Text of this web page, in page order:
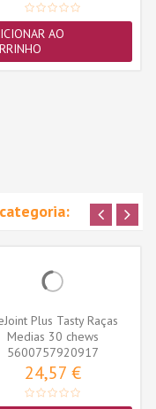
AO
Plus Tasty Raças
Medias 30 chews
5600757920917
24,57 €